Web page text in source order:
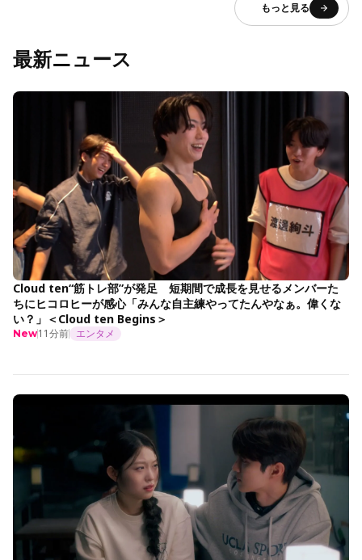
もっと見る
最新ニュース
Cloud ten“筋トレ部”が発足 短期間で成長を見せるメンバーた
ちにヒコロヒーが感心「みんな自主練やってたんやなぁ。偉くな
い？」＜Cloud ten Begins＞
New11分前 エンタメ